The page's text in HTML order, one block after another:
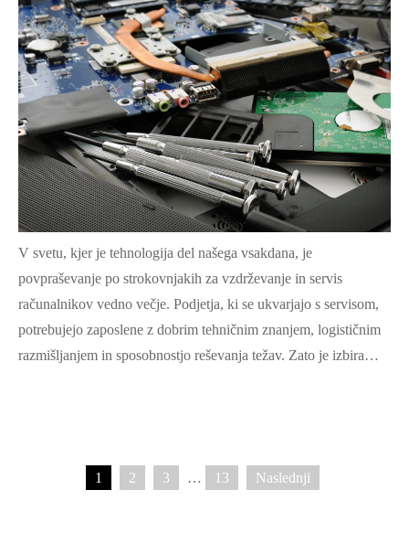
V svetu, kjer je tehnologija del našega vsakdana, je
povpraševanje po strokovnjakih za vzdrževanje in servis
računalnikov vedno večje. Podjetja, ki se ukvarjajo s servisom,
potrebujejo zaposlene z dobrim tehničnim znanjem, logističnim
razmišljanjem in sposobnostjo reševanja težav. Zato je izbira…
Številčenje
1 2 3 … 13 Naslednji